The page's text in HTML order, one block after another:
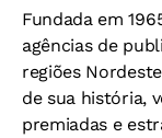
Fundada em
agências de
regiões
de sua história,
premiadas e